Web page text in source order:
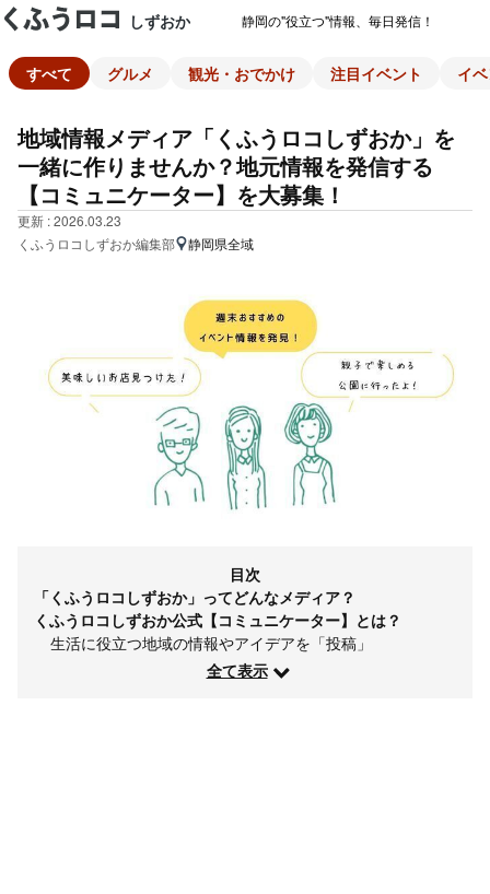
しずおか 静岡の"役立つ"情報、毎日発信！
すべて グルメ 観光・おでかけ 注目イベント イ
地域情報メディア「くふうロコしずおか」を
一緒に作りませんか？地元情報を発信する
【コミュニケーター】を大募集！
更新 : 2026.03.23
くふうロコしずおか編集部
静岡県全域
目次
「くふうロコしずおか」ってどんなメディア？
くふうロコしずおか公式【コミュニケーター】とは？
生活に役立つ地域の情報やアイデアを「投稿」
全て表示